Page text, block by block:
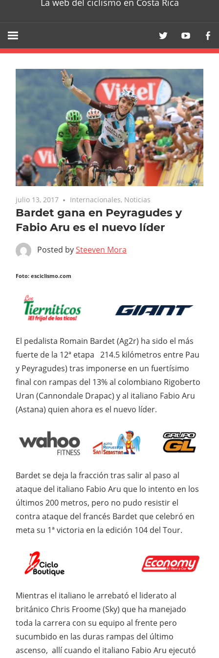
La web del ciclismo en Costa Rica
julio 13, 2017 Internacionales, Noticias
Bardet gana en Peyragudes y
Fabio Aru es el nuevo líder
Posted bySteeven Mora
Foto: esciclismo.com
El pedalista Romain Bardet (Ag2r) ha sido el más
fuerte de la 12ª etapa 214.5 kilómetros entre Pau
y Peyragudes) tras imponerse en un fuertísimo
final con rampas del 13% al colombiano Rigoberto
Uran (Cannondale Drapac) y al italiano Fabio Aru
(Astana) quien ahora es el nuevo líder.
Bardet se deja la fracción tras salir al paso al
ataque del italiano Fabio Aru que lo intento en los
últimos 200 metros, pero no pudo resistir el
contra ataque del francés Bardet que celebró en
meta su 1ª victoria en la edición 104 del Tour.
Mientras el italiano le arrebató el liderato al
británico Chris Froome (Sky) que ha manejado
toda la carrera con su equipo al frente pero
sucumbido en las duras rampas del último
ascenso, allí cuando el italiano Fabio Aru ejecutó